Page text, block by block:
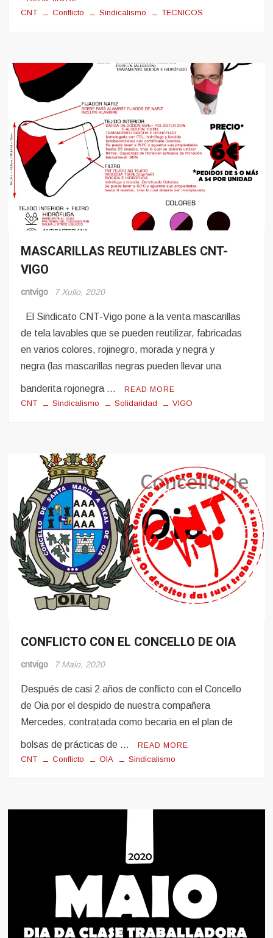
CNT Conflicto Sindicalismo TECNICOS
Noticias
MASCARILLAS REUTILIZABLES CNT-
VIGO
cntvigo 7 Xullo, 2020
El Sindicato CNT-Vigo pone a la venta mascarillas
de tela lavables que se pueden reutilizar, fabricadas
en varios colores, rojinegro, morada y negra y
negra (las mascarillas negras pueden llevar una
banderita rojonegra … READ MORE
CNT Sindicalismo Solidaridad VIGO
Conflito
CONFLICTO CON EL CONCELLO DE OIA
cntvigo 7 Maio, 2020
Después de casi 2 años de conflicto con el Concello
de Oia por el despido de nuestra compañera
Mercedes, contratada como becaria en el plan de
bolsas de prácticas de … READ MORE
CNT Conflicto OIA Sindicalismo